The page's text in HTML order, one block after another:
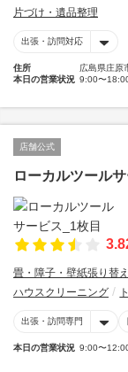
片づけ・遺品整理
出張・訪問対応
住所
広島県庄原
本日の営業状況 9:00〜
店舗公式
ローカルツール
畳・障子・壁紙張り替え
ハウスクリーニング
出張・訪問専門
本日の営業状況 9:00〜